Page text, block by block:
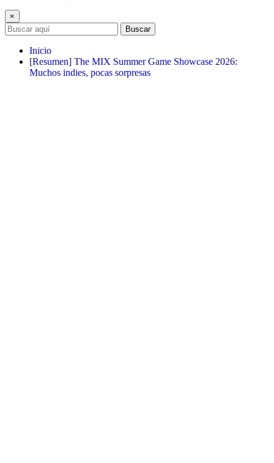
×
Buscar
Inicio
[Resumen] The MIX Summer Game Showcase 2026:
Muchos indies, pocas sorpresas